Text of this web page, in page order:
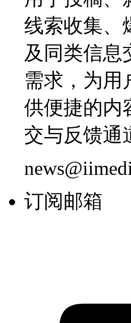
线索收集、
及同类信息
需求，为用
供便捷的内
交与反馈通
订阅邮箱